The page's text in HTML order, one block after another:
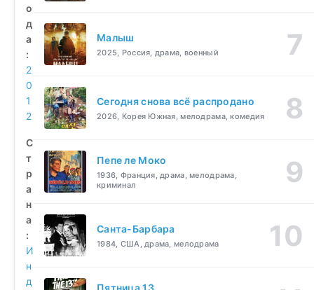
о
д
а
:
2
0
1
2
С
т
р
а
н
а
:
И
н
д
Малыш
2025, Россия, драма, военный
Сегодня снова всё распродано
2026, Корея Южная, мелодрама, комедия
Пепе ле Моко
1936, Франция, драма, мелодрама,
криминал
Санта-Барбара
1984, США, драма, мелодрама
Пятница 13